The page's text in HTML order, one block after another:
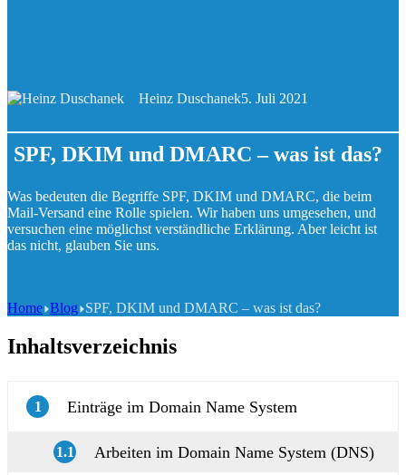
Heinz Duschanek5. Juli 2021
SPF, DKIM und DMARC – was ist das?
Was bedeuten die Begriffe SPF, DKIM und DMARC, die beim
Mail-Versand eine Rolle spielen. Wir haben uns umgesehen, und
versuchen eine möglichst verständliche Erklärung. Aber leicht ist
das nicht, glauben Sie uns.
Home Blog SPF, DKIM und DMARC – was ist das?
Inhaltsverzeichnis
1 Einträge im Domain Name System
1.1 Arbeiten im Domain Name System (DNS)